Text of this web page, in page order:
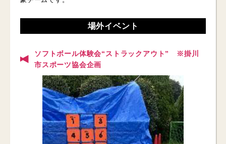
場外イベント
ソフトボール体験会“ストラックアウト” ※掛川
市スポーツ協会企画